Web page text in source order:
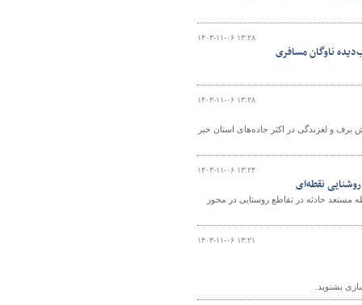
۱۴۰۳-۱۱-۰۶ ۱۳:۲۸
ناوگان مسافری
۱۴۰۳-۱۱-۰۶ ۱۳:۲۸
و لغزندگی در اکثر جاده‌های استان خبر
۱۴۰۳-۱۱-۰۶ ۱۳:۲۴
نقطه‌ای
حادثه در تقاطع روستایی در محور
۱۴۰۳-۱۱-۰۶ ۱۳:۲۱
بشنوید.